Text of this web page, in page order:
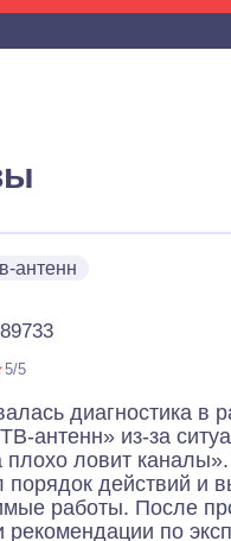
антенн
5/5
диагностика в
антенн» из-за
плохо ловит
порядок действий и
работы. После
рекомендации по